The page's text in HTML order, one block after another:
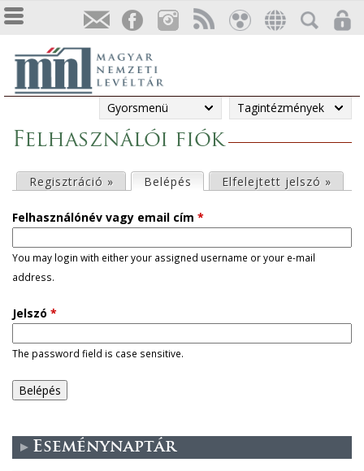
Gyorsmenü Tagintézmények
Felhasználói fiók
l
s
ő
d
l
e
e
Regisztráció » Belépés (aktív fül)Elfelejtett jelszó »
Felhasználónév vagy email cím *
You may login with either your assigned username or your e-mail
address.
Jelszó *
The password field is case sensitive.
Eseménynaptár